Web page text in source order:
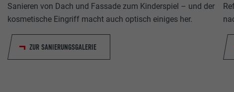
Sanieren von Dach und Fassade zum Kinderspiel – und der
kosmetische Eingriff macht auch optisch einiges her.
ZUR SANIERUNGSGALERIE